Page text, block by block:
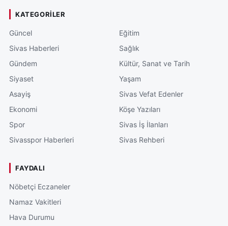
KATEGORILER
Güncel
Sivas Haberleri
Gündem
Siyaset
Asayiş
Ekonomi
Spor
Sivasspor Haberleri
Eğitim
Sağlık
Kültür, Sanat ve Tarih
Yaşam
Sivas Vefat Edenler
Köşe Yazıları
Sivas İş İlanları
Sivas Rehberi
FAYDALI
Nöbetçi Eczaneler
Namaz Vakitleri
Hava Durumu